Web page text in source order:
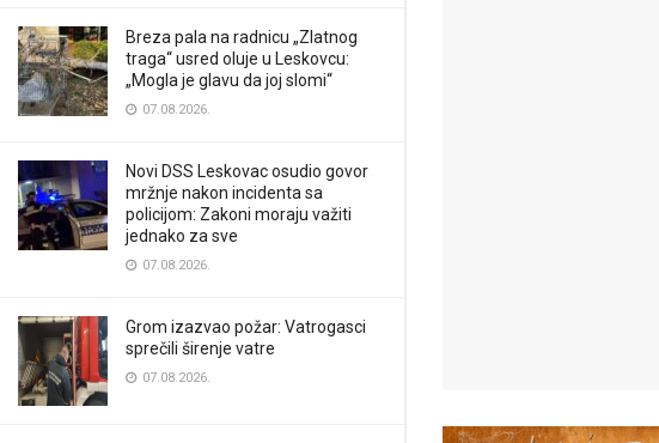
Breza pala na radnicu „Zlatnog
traga“ usred oluje u Leskovcu:
„Mogla je glavu da joj slomi“
07.08.2026.
Novi DSS Leskovac osudio govor
mržnje nakon incidenta sa
policijom: Zakoni moraju važiti
jednako za sve
07.08.2026.
Grom izazvao požar: Vatrogasci
sprečili širenje vatre
07.08.2026.